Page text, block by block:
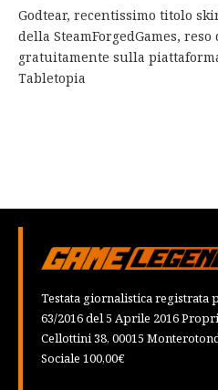
Godtear, recentissimo titolo
della SteamForgedGames,
gratuitamente sulla
Tabletopia
Testata giornalistica registrata
63/2016 del 5 Aprile 2016
Cellottini 38, 00015
Sociale 100,00€